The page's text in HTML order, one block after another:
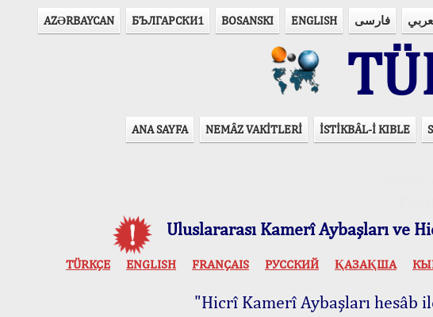
AZӘRBAYCAN БЪЛГАРСКИ1 BOSANSKI ENGLISH فارسی
ANA SAYFA NEMÂZ VAKİTLERİ İSTİKBÂL-İ KIBLE
Uluslararası Kamerî Aybaşları ve
TÜRKÇE ENGLISH FRANÇAIS РУССКИЙ ҚАЗАҚША
"Hicrî Kamerî Aybaşları hesâb